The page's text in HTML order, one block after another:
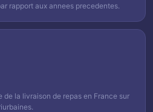
rapport aux annees precedentes.
de la livraison de repas en France sur